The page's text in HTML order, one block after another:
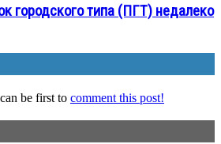
городского типа (ПГТ) недалеко
be first to comment this post!